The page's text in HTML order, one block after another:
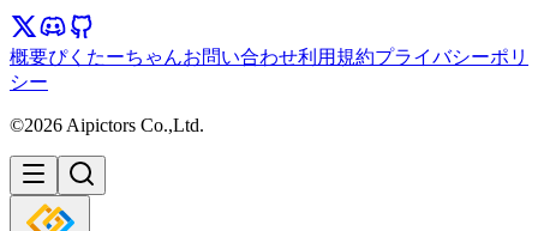
概要ぴくたーちゃんお問い合わせ利用規約プライバシーポリ
シー
©2026 Aipictors Co.,Ltd.